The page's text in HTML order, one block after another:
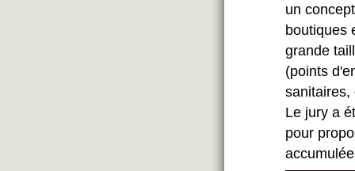
un
boutiques
grande
(points
sanitaires,
Le jury a
pour